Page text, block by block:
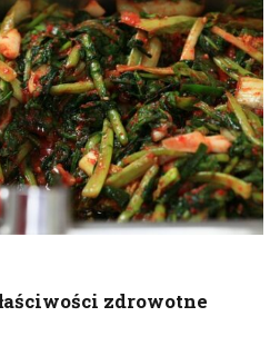
zdrowotne